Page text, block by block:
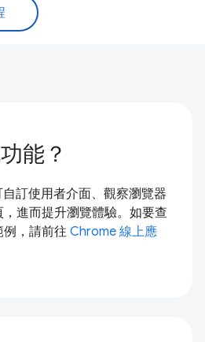
能？
訂使用者介面、觀察瀏覽器
進而提升瀏覽體驗。如要查
，請前往 Chrome 線上應